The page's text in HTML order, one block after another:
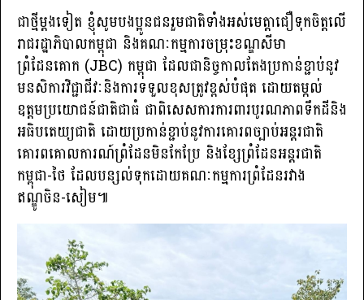
ជាថ្មីម្តងទៀត ខ្ញុំសូមបងប្អូនជនរួមជាតិទាំងអស់មេត្តាជឿទុកចិត្តលើ
រាជរដ្ឋាភិបាលកម្ពុជា និងគណៈកម្មការចម្រុះខណ្ឌសីមា
ព្រំដែនគោក (JBC) កម្ពុជា ដែលជានិច្ចកាលតែងប្រកាន់ខ្ជាប់នូវ
មនសិការវិជ្ជាជីវៈនិងការទទួលខុសត្រូវខ្ពស់បំផុត ដោយតម្កល់
ឧត្តមប្រយោជន៍ជាតិជាធំ ជាពិសេសការការពារបូរណភាពទឹកដីនិង
អធិបតេយ្យជាតិ ដោយប្រកាន់ខ្ជាប់នូវការគោរពច្បាប់អន្តរជាតិ
គោរពគោលការណ៍ព្រំដែនមិនកែប្រែ និងខ្សែព្រំដែនអន្តរជាតិ
កម្ពុជា-ថៃ ដែលបន្សល់ទុកដោយគណៈកម្មការព្រំដែនរវាង
ឥណ្ឌូចិន-សៀម៕